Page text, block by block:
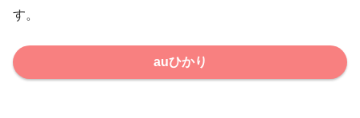
す。
auひかり